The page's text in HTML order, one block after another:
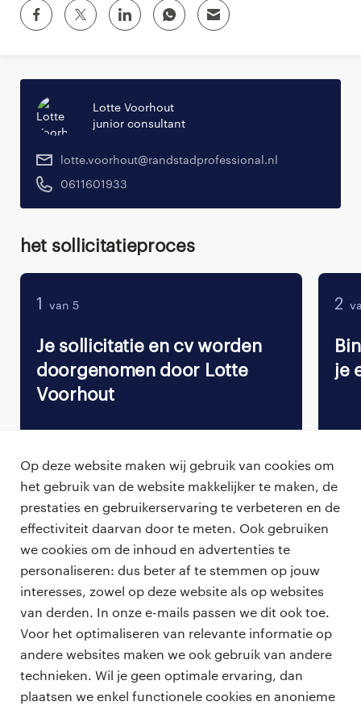
Op deze website maken wij gebruik van cookies om
het gebruik van de website makkelijker te maken, de
prestaties en gebruikerservaring te verbeteren en de
effectiviteit daarvan door te meten. Ook gebruiken
we cookies om de inhoud en advertenties te
personaliseren: dus beter af te stemmen op jouw
interesses, zowel op deze website als op websites
van derden. In onze e-mails passen we dit ook toe.
Voor het optimaliseren van relevante informatie op
andere websites maken we ook gebruik van andere
technieken. Wil je geen optimale ervaring, dan
plaatsen we enkel functionele cookies en anonieme
Lotte Voorhout
junior consultant
lotte.voorhout@randstadprofessional.nl
0611601933
Het sollicitatieproces
1 van 5
Je sollicitatie en cv worden
doorgenomen door Lotte
Voorhout
2
je
Terug naar vacature overzicht
professionals
vacatures
zzp-opdrachten
careers for expats
voor opdrachtgevers
vacature plaatsen
over ons
werken bij Randstad